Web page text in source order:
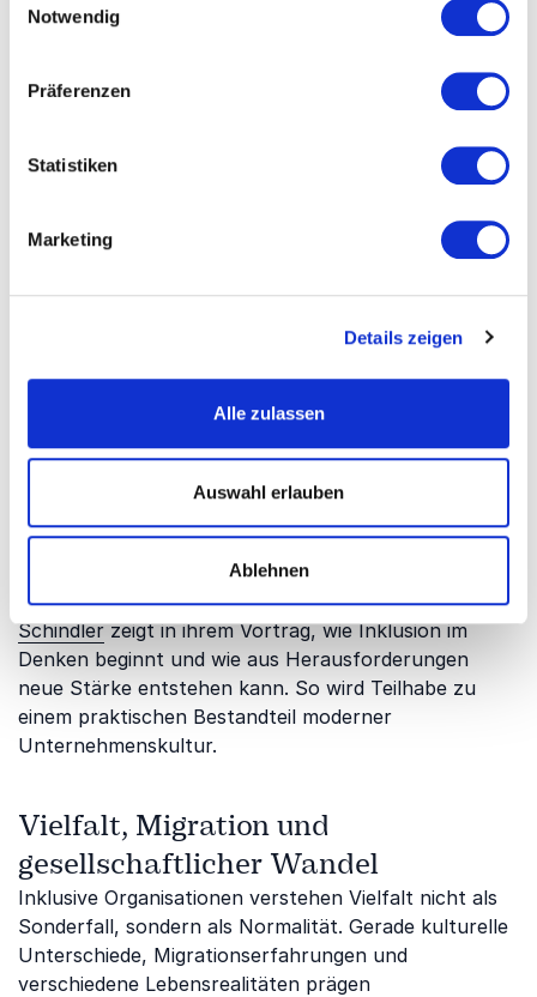
Notwendig
Präferenzen
Statistiken
Marketing
Details zeigen
Alle zulassen
Auswahl erlauben
Ablehnen
Welche Themen behandeln
unsere Vorträge zu
Unsere Vorträge zu Inklusion beleuchten Teilhabe
unternehmerischer Perspektive. Im Mittelpunkt
stehen Barrierefreiheit, respektvolle Kommunikation,
Barrieren abbauen und Teilhabe
ermöglichen
Inklusion beginnt dort, wo sichtbare und unsichtbare
Unternehmen profitieren davon, wenn Menschen
ihre Stärken unabhängig von körperlichen
Voraussetzungen einbringen können.Denise
Schindlerzeigt in ihrem Vortrag, wie Inklusion im
Denken beginnt und wie aus Herausforderungen
neue Stärke entstehen kann. So wird Teilhabe zu
einem praktischen Bestandteil moderner
Unternehmenskultur.
Vielfalt, Migration und
gesellschaftlicher Wandel
Inklusive Organisationen verstehen Vielfalt nicht als
Sonderfall, sondern als Normalität. Gerade kulturelle
Unterschiede, Migrationserfahrungen und
verschiedene Lebensrealitäten prägen